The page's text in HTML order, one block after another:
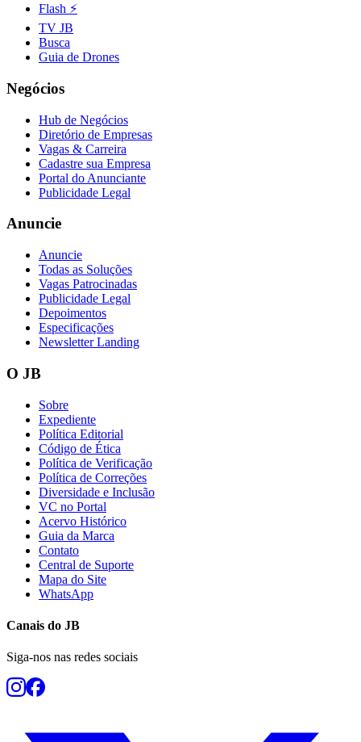
Flash ⚡
TV JB
Busca
Guia de Drones
Negócios
Hub de Negócios
Diretório de Empresas
Vagas & Carreira
Cadastre sua Empresa
Portal do Anunciante
Publicidade Legal
Anuncie
Anuncie
Todas as Soluções
Vagas Patrocinadas
Publicidade Legal
Depoimentos
Especificações
Newsletter Landing
O JB
Sobre
Expediente
Política Editorial
Código de Ética
Política de Verificação
Política de Correções
Diversidade e Inclusão
VC no Portal
Acervo Histórico
Guia da Marca
Contato
Central de Suporte
Mapa do Site
WhatsApp
Canais do JB
Siga-nos nas redes sociais